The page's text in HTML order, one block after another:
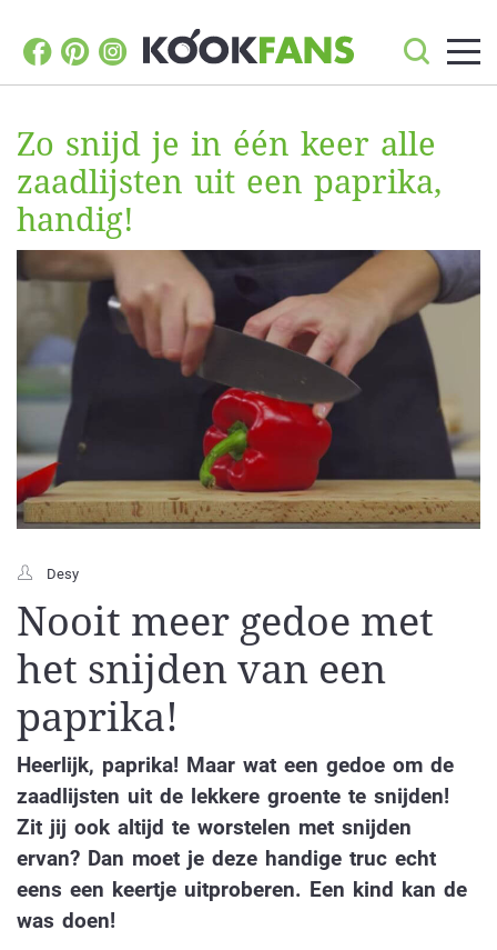
Zo snijd je in één keer alle
zaadlijsten uit een paprika,
handig!
Desy
Nooit meer gedoe met
het snijden van een
paprika!
Heerlijk, paprika! Maar wat een gedoe om de
zaadlijsten uit de lekkere groente te snijden!
Zit jij ook altijd te worstelen met snijden
ervan? Dan moet je deze handige truc echt
eens een keertje uitproberen. Een kind kan de
was doen!